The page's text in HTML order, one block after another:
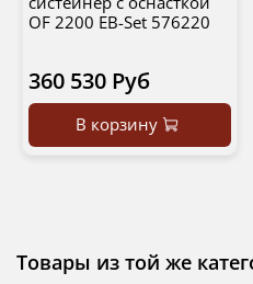
OF 2200 EB-Set 576220
360 530 Руб
В корзину
Товары из той же